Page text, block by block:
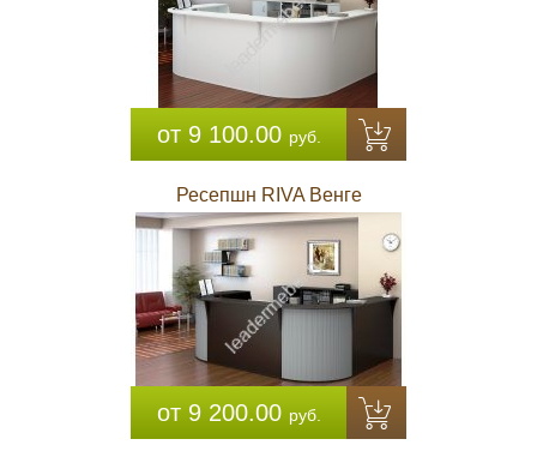
от 9 100.00 руб.
Ресепшн RIVA Венге
от 9 200.00 руб.